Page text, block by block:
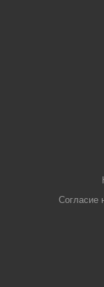
Согласие